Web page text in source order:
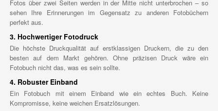
Fotos über zwei Seiten werden in der Mitte nicht unterbrochen – so
sehen Ihre Erinnerungen im Gegensatz zu anderen Fotobüchern
perfekt aus.
3. Hochwertiger Fotodruck
Die höchste Druckqualität auf erstklassigen Druckern, die zu den
besten auf dem Markt gehören. Ohne präzisen Druck wäre ein
Fotobuch nicht das, was es sein sollte.
4. Robuster Einband
Ein Fotobuch mit einem Einband wie ein echtes Buch. Keine
Kompromisse, keine weichen Ersatzlösungen.